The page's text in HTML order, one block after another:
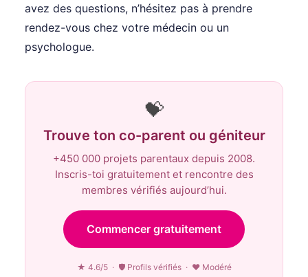
avez des questions, n’hésitez pas à prendre
rendez-vous chez votre médecin ou un
psychologue.
💝
Trouve ton co-parent ou géniteur
+450 000 projets parentaux depuis 2008.
Inscris-toi gratuitement et rencontre des
membres vérifiés aujourd’hui.
Commencer gratuitement
★ 4.6/5 · 🛡 Profils vérifiés · ♥ Modéré